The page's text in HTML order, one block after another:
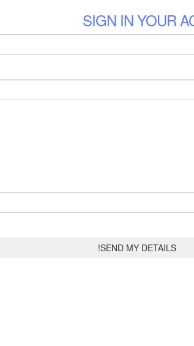
SIGN IN YOUR